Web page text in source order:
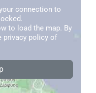
connection to
to load the map. By
privacy policy of